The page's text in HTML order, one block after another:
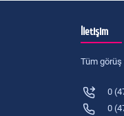
İletişim
Tüm
0
0